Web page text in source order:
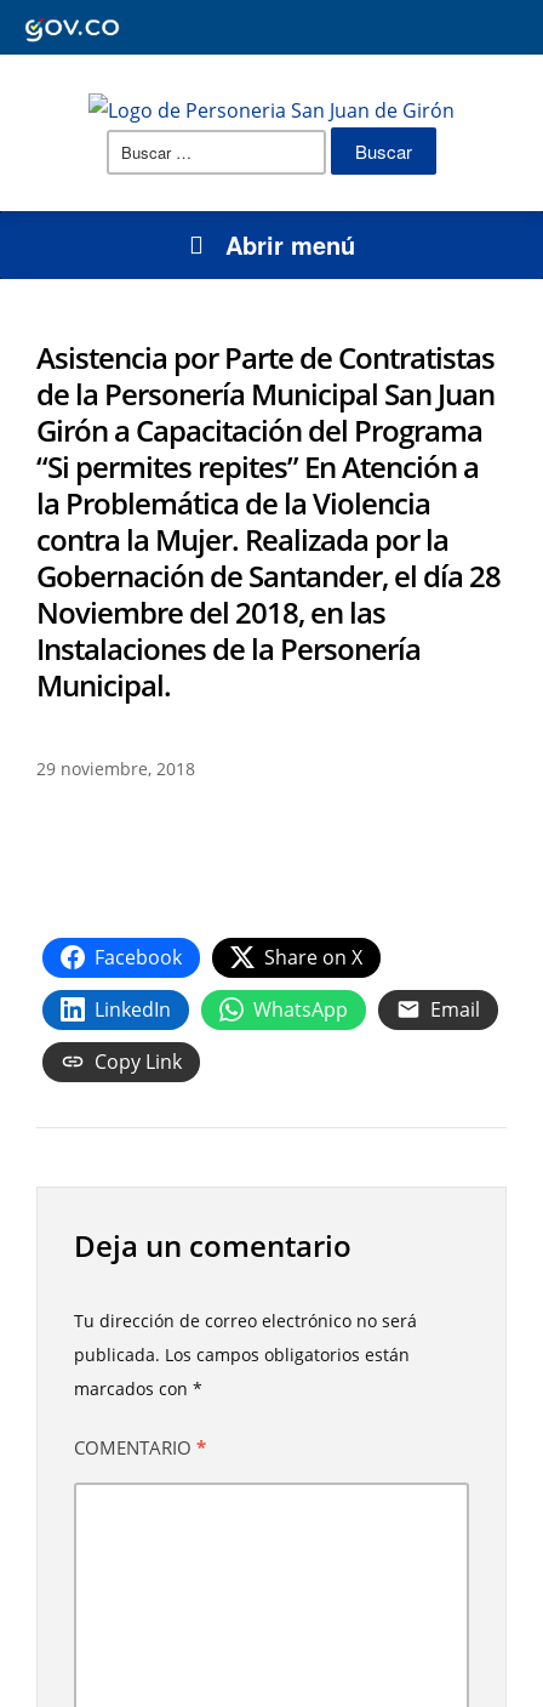
Buscar:
Abrir menú
Asistencia por Parte de Contratistas
de la Personería Municipal San Juan
Girón a Capacitación del Programa
“Si permites repites” En Atención a
la Problemática de la Violencia
contra la Mujer. Realizada por la
Gobernación de Santander, el día 28
Noviembre del 2018, en las
Instalaciones de la Personería
Municipal.
29 noviembre, 2018
Facebook
Share on X
LinkedIn
WhatsApp
Email
Copy Link
Deja un comentario
Tu dirección de correo electrónico no será
publicada. Los campos obligatorios están
marcados con *
COMENTARIO *